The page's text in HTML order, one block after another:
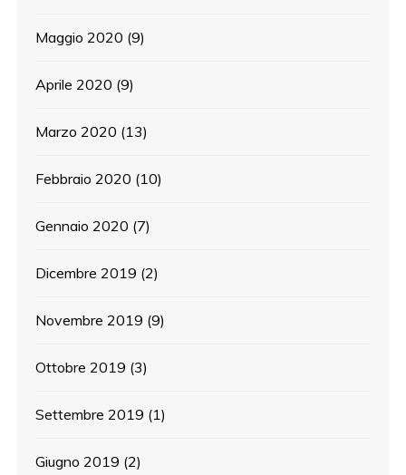
Maggio 2020 (9)
Aprile 2020 (9)
Marzo 2020 (13)
Febbraio 2020 (10)
Gennaio 2020 (7)
Dicembre 2019 (2)
Novembre 2019 (9)
Ottobre 2019 (3)
Settembre 2019 (1)
Giugno 2019 (2)